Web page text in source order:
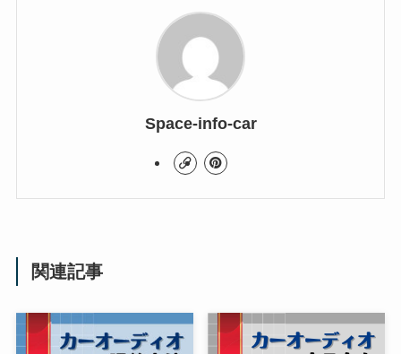
Space-info-car
関連記事